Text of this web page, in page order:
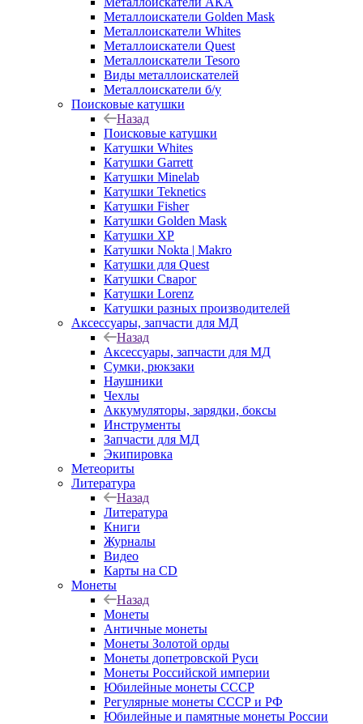
Металлоискатели Golden Mask
Металлоискатели Whites
Металлоискатели Quest
Металлоискатели Tesoro
Виды металлоискателей
Металлоискатели б/у
Поисковые катушки
Назад
Поисковые катушки
Катушки Whites
Катушки Garrett
Катушки Minelab
Катушки Teknetics
Катушки Fisher
Катушки Golden Mask
Катушки XP
Катушки Nokta | Makro
Катушки для Quest
Катушки Сварог
Катушки Lorenz
Катушки разных производителей
Аксессуары, запчасти для МД
Назад
Аксессуары, запчасти для МД
Сумки, рюкзаки
Наушники
Чехлы
Аккумуляторы, зарядки, боксы
Инструменты
Запчасти для МД
Экипировка
Метеориты
Литература
Назад
Литература
Книги
Журналы
Видео
Карты на CD
Монеты
Назад
Монеты
Античные монеты
Монеты Золотой орды
Монеты допетровской Руси
Монеты Российской империи
Юбилейные монеты СССР
Регулярные монеты СССР и РФ
Юбилейные и памятные монеты России